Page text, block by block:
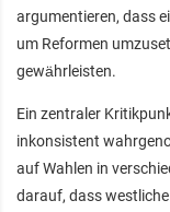
argumentieren, dass
um Reformen
gewährleisten.
Ein zentraler
inkonsistent
auf Wahlen in
darauf, dass